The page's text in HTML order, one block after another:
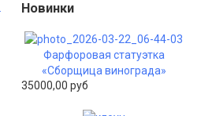
Новинки
Фарфоровая статуэтка
«Сборщица винограда»
35000,00 руб